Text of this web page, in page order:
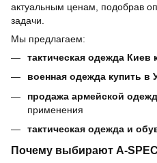
актуальным ценам, подобрав
задачи.
Мы предлагаем:
тактическая одежда Киев
военная одежда купить в
продажа армейской
применения
тактическая одежда и
Почему выбирают A-SPEC